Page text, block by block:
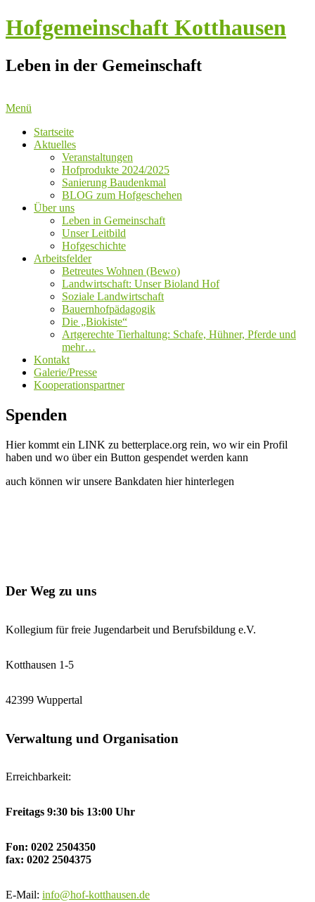
Hofgemeinschaft Kotthausen
Leben in der Gemeinschaft
Menü
Startseite
Aktuelles
Veranstaltungen
Hofprodukte 2024/2025
Sanierung Baudenkmal
BLOG zum Hofgeschehen
Über uns
Leben in Gemeinschaft
Unser Leitbild
Hofgeschichte
Arbeitsfelder
Betreutes Wohnen (Bewo)
Landwirtschaft: Unser Bioland Hof
Soziale Landwirtschaft
Bauernhofpädagogik
Die „Biokiste“
Artgerechte Tierhaltung: Schafe, Hühner, Pferde und
mehr…
Kontakt
Galerie/Presse
Kooperationspartner
Spenden
Hier kommt ein LINK zu betterplace.org rein, wo wir ein Profil
haben und wo über ein Button gespendet werden kann
auch können wir unsere Bankdaten hier hinterlegen
Der Weg zu uns
Kollegium für freie Jugendarbeit und Berufsbildung e.V.
Kotthausen 1-5
42399 Wuppertal
Verwaltung und Organisation
Erreichbarkeit:
Freitags 9:30 bis 13:00 Uhr
Fon: 0202 2504350
fax: 0202 2504375
E-Mail: info@hof-kotthausen.de